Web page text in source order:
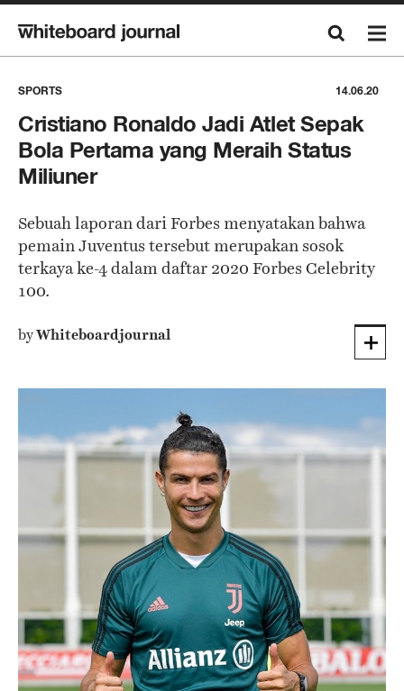
SPORTS 14.06.20
Cristiano Ronaldo Jadi Atlet Sepak
Bola Pertama yang Meraih Status
Miliuner
Sebuah laporan dari Forbes menyatakan bahwa
pemain Juventus tersebut merupakan sosok
terkaya ke-4 dalam daftar 2020 Forbes Celebrity
100.
byWhiteboardjournal